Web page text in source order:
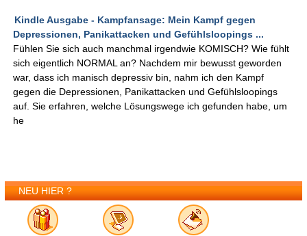
Kindle Ausgabe - Kampfansage: Mein Kampf gegen
Depressionen, Panikattacken und Gefühlsloopings ...
Fühlen Sie sich auch manchmal irgendwie KOMISCH? Wie fühlt
sich eigentlich NORMAL an? Nachdem mir bewusst geworden
war, dass ich manisch depressiv bin, nahm ich den Kampf
gegen die Depressionen, Panikattacken und Gefühlsloopings
auf. Sie erfahren, welche Lösungswege ich gefunden habe, um
he
NEU HIER ?